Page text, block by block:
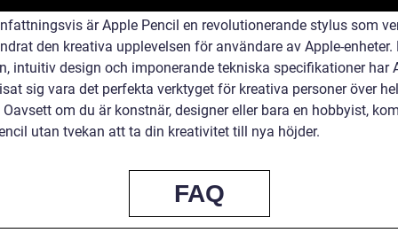
är Apple Pencil en revolutionerande stylus som
den kreativa upplevelsen för användare av Apple-enheter.
intuitiv design och imponerande tekniska specifikationer har
sig vara det perfekta verktyget för kreativa personer över
om du är konstnär, designer eller bara en hobbyist,
utan tvekan att ta din kreativitet till nya höjder.
FAQ